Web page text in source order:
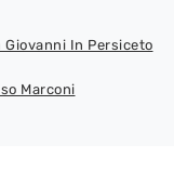
Giovanni In Persiceto
Marconi